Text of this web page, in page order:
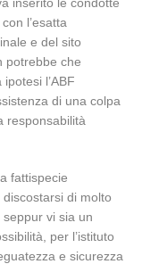
l’esatta
e del sito
potrebbe che
l’ABF
di una colpa
responsabilità
fattispecie
di molto
vi sia un
per l’istituto
e sicurezza